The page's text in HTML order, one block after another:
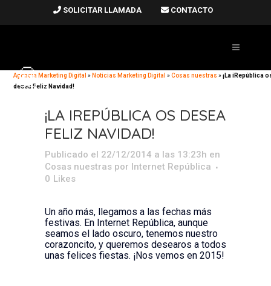
SOLICITAR LLAMADA CONTACTO
Agencia Marketing Digital » Noticias Marketing Digital »Cosas nuestras »¡La iRepública
desea Feliz Navidad!
¡LA IREPÚBLICA OS DESEA
FELIZ NAVIDAD!
Publicado el 22/12/2014 a las 13:23h en
Cosas nuestras por Internet República
0 Likes
Un año más, llegamos a las fechas más
festivas. En Internet República, aunque
seamos el lado oscuro, tenemos nuestro
corazoncito, y queremos desearos a todos
unas felices fiestas. ¡Nos vemos en 2015!